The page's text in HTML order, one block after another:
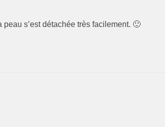
peau s’est détachée très facilement. 🙂